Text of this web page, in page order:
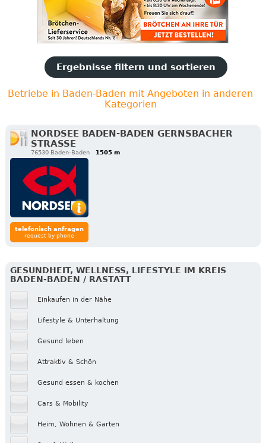
Ergebnisse filtern und sortieren
Betriebe in Baden-Baden mit Angeboten in anderen
Kategorien
NORDSEE BADEN-BADEN GERNSBACHER
STRASSE
76530 Baden-Baden 1505 m
telefonisch anfragen
request by phone
GESUNDHEIT, WELLNESS, LIFESTYLE IM KREIS
BADEN-BADEN / RASTATT
Einkaufen in der Nähe
Lifestyle & Unterhaltung
Gesund leben
Attraktiv & Schön
Gesund essen & kochen
Cars & Mobility
Heim, Wohnen & Garten